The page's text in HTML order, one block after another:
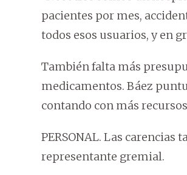
pacientes por mes,
todos esos usuarios, y en
También falta más
medicamentos. Báez
contando con más
PERSONAL. Las
representante gremial.